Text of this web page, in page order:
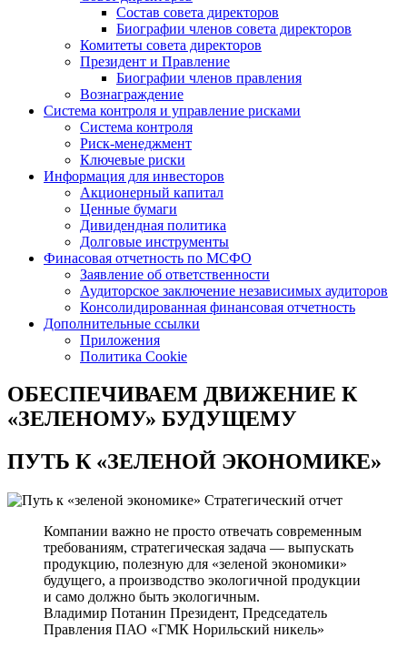
Состав совета директоров
Биографии членов совета директоров
Комитеты совета директоров
Президент и Правление
Биографии членов правления
Вознаграждение
Система контроля и управление рисками
Система контроля
Риск-менеджмент
Ключевые риски
Информация для инвесторов
Акционерный капитал
Ценные бумаги
Дивидендная политика
Долговые инструменты
Финасовая отчетность по МСФО
Заявление об ответственности
Аудиторское заключение независимых аудиторов
Консолидированная финансовая отчетность
Дополнительные ссылки
Приложения
Политика Cookie
ОБЕСПЕЧИВАЕМ ДВИЖЕНИЕ К
«ЗЕЛЕНОМУ» БУДУЩЕМУ
ПУТЬ К«ЗЕЛЕНОЙ ЭКОНОМИКЕ»
Стратегический отчет
Компании важно не просто отвечать современным
требованиям, стратегическая задача — выпускать
продукцию, полезную для «зеленой экономики»
будущего, а производство экологичной продукции
и само должно быть экологичным.
Владимир Потанин Президент, Председатель
Правления ПАО «ГМК Норильский никель»